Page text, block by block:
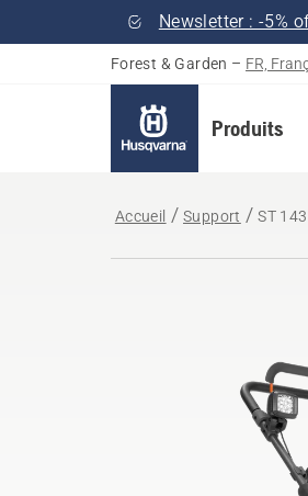
Newsletter : -5%
Forest & Garden – FR,
Produits
Accueil Support ST